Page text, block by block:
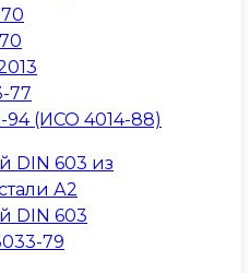
77
94 (ИСО 4014-88)
DIN 603 из
А2
DIN 603
79